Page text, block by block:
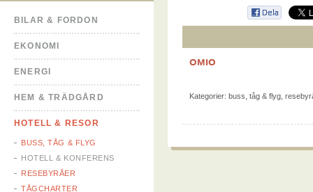
BILAR & FORDON
EKONOMI
ENERGI
HEM & TRÄDGÅRD
HOTELL & RESOR
BUSS, TÅG & FLYG
HOTELL & KONFERENS
RESEBYRÅER
TÅGCHARTER
OMIO
Kategorier: buss, tåg & flyg